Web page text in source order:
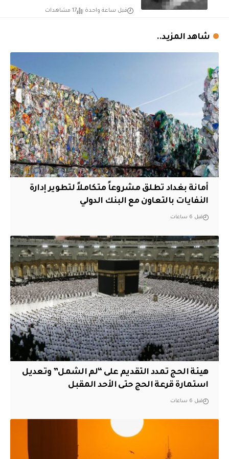
قبل ساعة واحدة 17 مشاهدات
شاهد المزيد..
أمانة بغداد تطلق مشروعاً متكاملاً لتطوير إدارة
النفايات بالتعاون مع البنك الدولي
قبل 6 ساعات
هيئة الحج تمدد التقديم على “لم الشمل” وتعديل
استمارة قرعة الحج حتى الأحد المقبل
قبل 6 ساعات